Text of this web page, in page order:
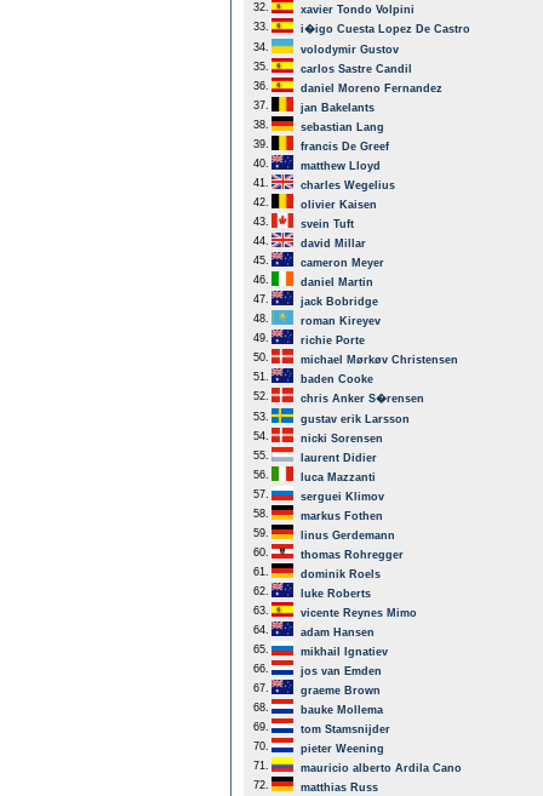
32.
xavier Tondo Volpini
33.
i�igo Cuesta Lopez De Castro
34.
volodymir Gustov
35.
carlos Sastre Candil
36.
daniel Moreno Fernandez
37.
jan Bakelants
38.
sebastian Lang
39.
francis De Greef
40.
matthew Lloyd
41.
charles Wegelius
42.
olivier Kaisen
43.
svein Tuft
44.
david Millar
45.
cameron Meyer
46.
daniel Martin
47.
jack Bobridge
48.
roman Kireyev
49.
richie Porte
50.
michael Mørkøv Christensen
51.
baden Cooke
52.
chris Anker S�rensen
53.
gustav erik Larsson
54.
nicki Sorensen
55.
laurent Didier
56.
luca Mazzanti
57.
serguei Klimov
58.
markus Fothen
59.
linus Gerdemann
60.
thomas Rohregger
61.
dominik Roels
62.
luke Roberts
63.
vicente Reynes Mimo
64.
adam Hansen
65.
mikhail Ignatiev
66.
jos van Emden
67.
graeme Brown
68.
bauke Mollema
69.
tom Stamsnijder
70.
pieter Weening
71.
mauricio alberto Ardila Cano
72.
matthias Russ